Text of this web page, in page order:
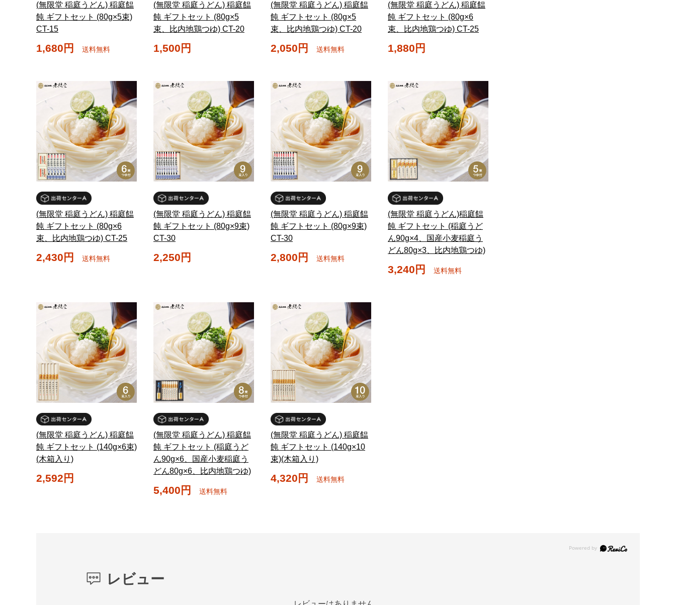
(無限堂 稲庭うどん) 稲庭饂
飩 ギフトセット (80g×5束)
CT-15
1,680円 送料無料
(無限堂 稲庭うどん) 稲庭饂
飩 ギフトセット (80g×5
束、比内地鶏つゆ) CT-20
1,500円
(無限堂 稲庭うどん) 稲庭饂
飩 ギフトセット (80g×5
束、比内地鶏つゆ) CT-20
2,050円 送料無料
(無限堂 稲庭うどん) 稲庭饂
飩 ギフトセット (80g×6
束、比内地鶏つゆ) CT-25
1,880円
(無限堂 稲庭うどん) 稲庭饂
飩 ギフトセット (80g×6
束、比内地鶏つゆ) CT-25
2,430円 送料無料
(無限堂 稲庭うどん) 稲庭饂
飩 ギフトセット (80g×9束)
CT-30
2,250円
(無限堂 稲庭うどん) 稲庭饂
飩 ギフトセット (80g×9束)
CT-30
2,800円 送料無料
(無限堂 稲庭うどん)稲庭饂
飩 ギフトセット (稲庭うど
ん90g×4、国産小麦稲庭う
どん80g×3、比内地鶏つゆ)
3,240円 送料無料
(無限堂 稲庭うどん) 稲庭饂
飩 ギフトセット (140g×6束)
(木箱入り)
2,592円
(無限堂 稲庭うどん) 稲庭饂
飩 ギフトセット (稲庭うど
ん90g×6、国産小麦稲庭う
どん80g×6、比内地鶏つゆ)
5,400円 送料無料
(無限堂 稲庭うどん) 稲庭饂
飩 ギフトセット (140g×10
束)(木箱入り)
4,320円 送料無料
レビュー